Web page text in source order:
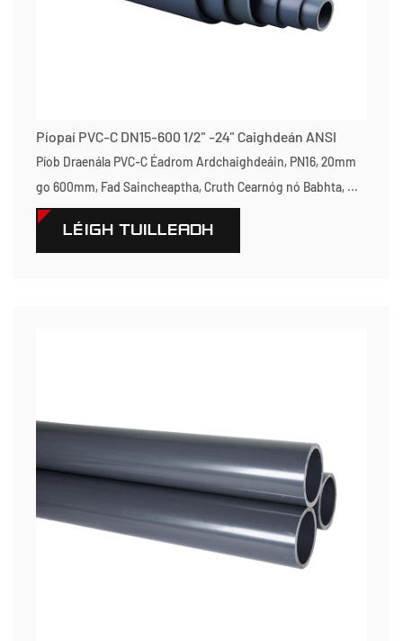
Píopaí PVC-C DN15-600 1/2" -24" Caighdeán ANSI
Píob Draenála PVC-C Éadrom Ardchaighdeáin, PN16, 20mm
go 600mm, Fad Saincheaptha, Cruth Cearnóg nó Babhta, ...
LÉIGH TUILLEADH